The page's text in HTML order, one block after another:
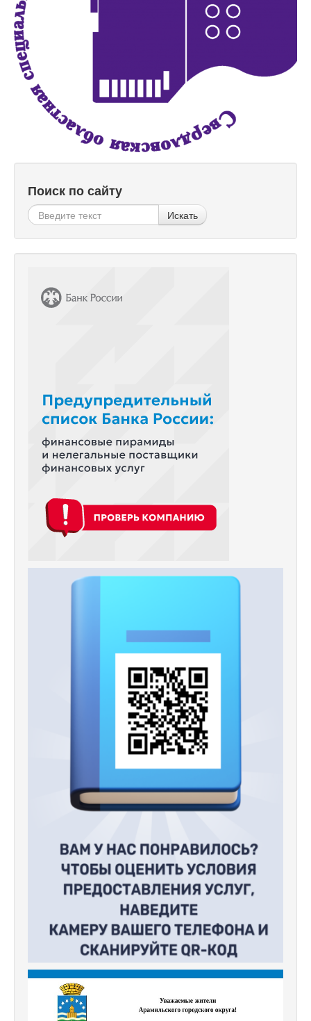
Поиск по сайту
Искать